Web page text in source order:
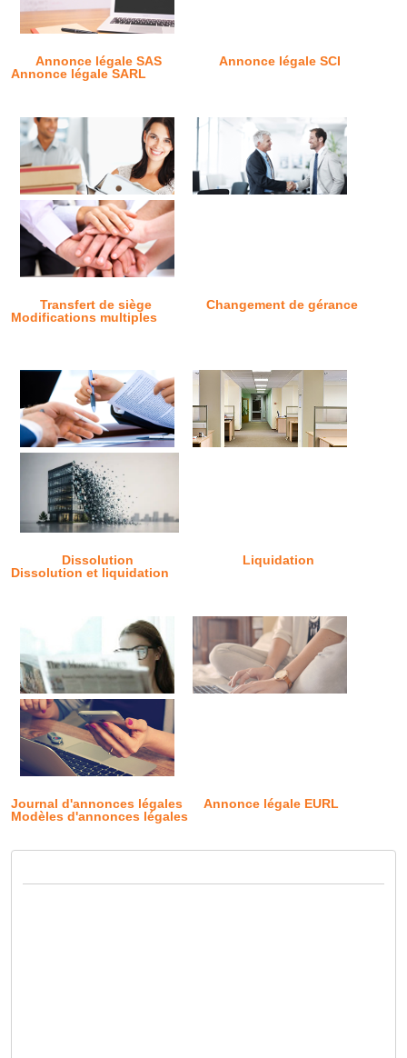
Annonce légale SAS
Annonce légale SCI
Annonce légale SARL
Transfert de siège
Changement de gérance
Modifications multiples
Dissolution
Liquidation
Dissolution et liquidation
Journal d'annonces légales
Annonce légale EURL
Modèles d'annonces légales